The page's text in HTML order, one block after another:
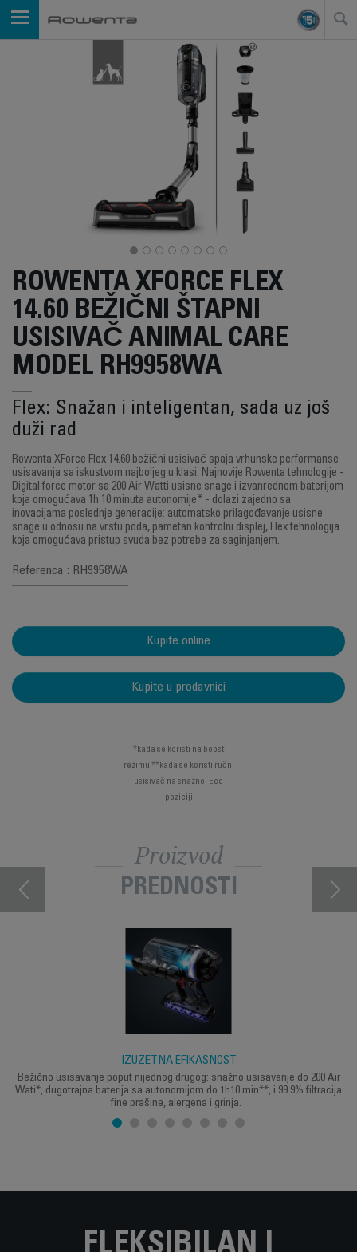
ROWENTA XFORCE FLEX
14.60 BEŽIČNI ŠTAPNI
USISIVAČ ANIMAL CARE
MODEL RH9958WA
Flex: Snažan i inteligentan, sada uz još
duži rad
Rowenta XForce Flex 14.60 bežični usisivač spaja vrhunske performanse
usisavanja sa iskustvom najboljeg u klasi. Najnovije Rowenta tehnologije -
Digital force motor sa 200 Air Watti usisne snage i izvanrednom baterijom
koja omogućava 1h 10 minuta autonomije* - dolazi zajedno sa
inovacijama poslednje generacije: automatsko prilagođavanje usisne
snage u odnosu na vrstu poda, pametan kontrolni displej, Flex tehnologija
koja omogućava pristup svuda bez potrebe za saginjanjem.
Referenca : RH9958WA
Kupite online
Kupite u prodavnici
*kada se koristi na boost
režimu **kada se koristi ručni
usisivač na snažnoj Eco
poziciji
Proizvod
PREDNOSTI
IZUZETNA EFIKASNOST
Bežično usisavanje poput nijednog drugog: snažno usisavanje do 200 Air
Wati*, dugotrajna baterija sa autonomijom do 1h10 min**, i 99.9% filtracija
fine prašine, alergena i grinja.